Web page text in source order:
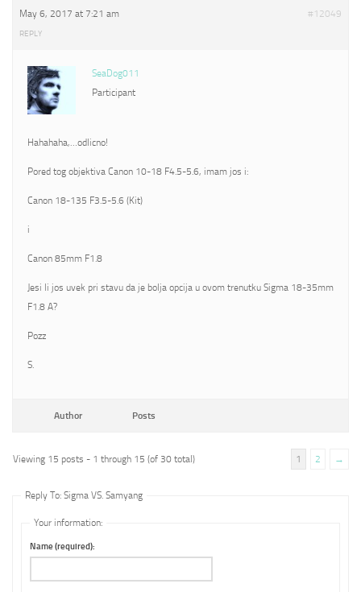
May 6, 2017 at 7:21 am #12049
REPLY
SeaDog011
Participant
Hahahaha,…odlicno!
Pored tog objektiva Canon 10-18 F4.5-5.6, imam jos i:
Canon 18-135 F3.5-5.6 (Kit)
i
Canon 85mm F1.8
Jesi li jos uvek pri stavu da je bolja opcija u ovom trenutku Sigma 18-35mm
F1.8 A?
Pozz
S.
Author Posts
Viewing 15 posts - 1 through 15 (of 30 total) 1 2 →
Reply To: Sigma VS. Samyang
Your information:
Name (required):